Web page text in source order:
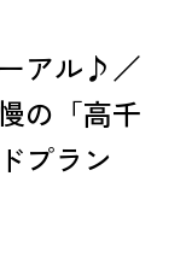
ーアル♪／
の「高千
プラン